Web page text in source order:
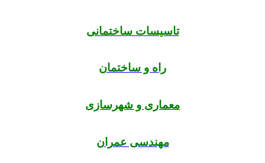
تاسیسات ساختمانی
راه و ساختمان
معماری و شهرسازی
مهندسی عمران